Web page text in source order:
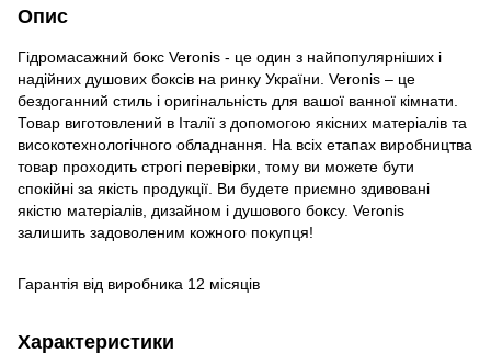
Опис
Гідромасажний бокс Veronis - це один з найпопулярніших і
надійних душових боксів на ринку України. Veronis – це
бездоганний стиль і оригінальність для вашої ванної кімнати.
Товар виготовлений в Італії з допомогою якісних матеріалів та
високотехнологічного обладнання. На всіх етапах виробництва
товар проходить строгі перевірки, тому ви можете бути
спокійні за якість продукції. Ви будете приємно здивовані
якістю матеріалів, дизайном і душового боксу. Veronis
залишить задоволеним кожного покупця!
Гарантія від виробника 12 місяців
Характеристики